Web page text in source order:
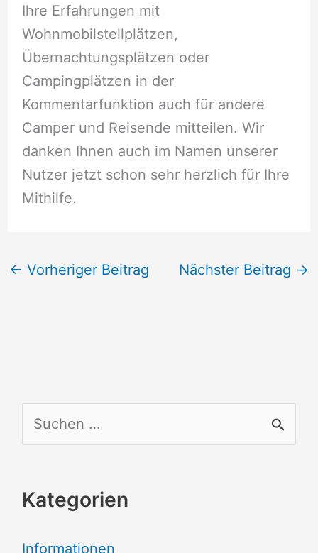
Ihre Erfahrungen mit
Wohnmobilstellplätzen,
Übernachtungsplätzen oder
Campingplätzen in der
Kommentarfunktion auch für andere
Camper und Reisende mitteilen. Wir
danken Ihnen auch im Namen unserer
Nutzer jetzt schon sehr herzlich für Ihre
Mithilfe.
← Vorheriger Beitrag Nächster Beitrag →
u
h
Kategorien
Informationen